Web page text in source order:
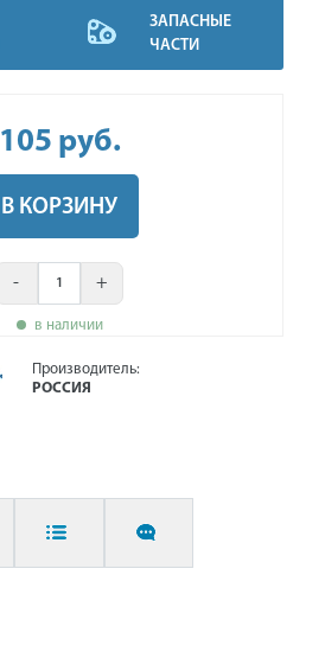
ЗАПАСНЫЕ
ЧАСТИ
105 руб.
В КОРЗИНУ
- +
в наличии
Производитель:
РОССИЯ